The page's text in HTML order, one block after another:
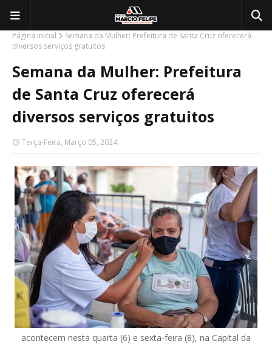
Página inicial
Semana da Mulher: Prefeitura de Santa Cruz oferecerá
diversos serviços gratuitos
Semana da Mulher: Prefeitura
de Santa Cruz oferecerá
diversos serviços gratuitos
Terça-Feira, Março 05, 2024
acontecem nesta quarta (6) e sexta-feira (8), na Capital da